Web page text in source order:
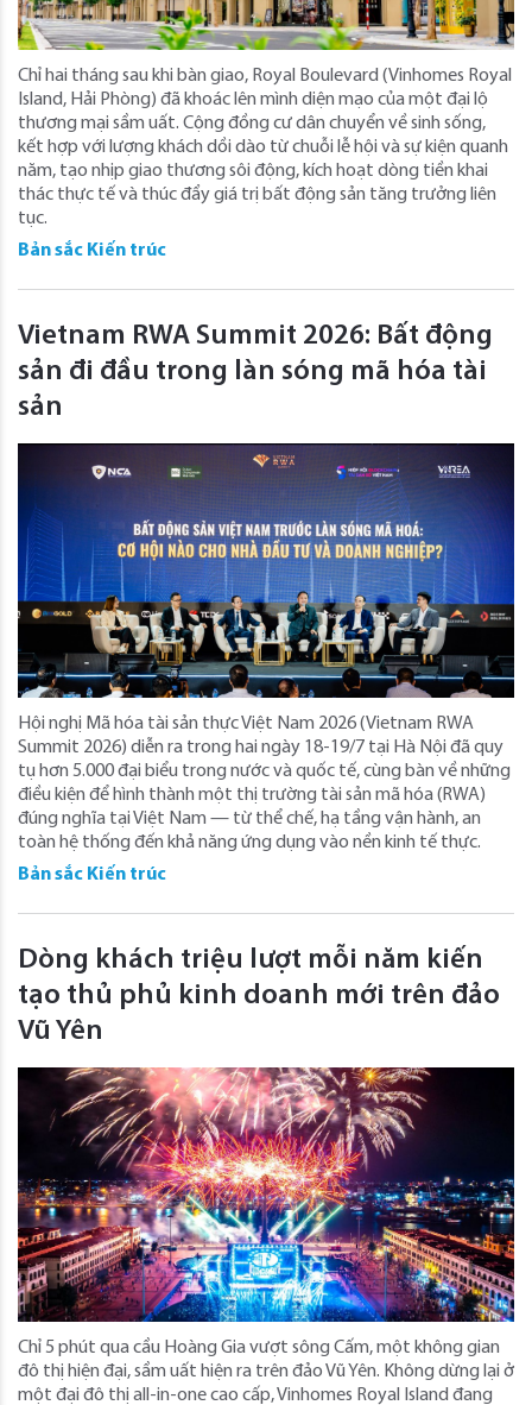
Chỉ hai tháng sau khi bàn giao, Royal Boulevard (Vinhomes Royal
Island, Hải Phòng) đã khoác lên mình diện mạo của một đại lộ
thương mại sầm uất. Cộng đồng cư dân chuyển về sinh sống,
kết hợp với lượng khách dồi dào từ chuỗi lễ hội và sự kiện quanh
năm, tạo nhịp giao thương sôi động, kích hoạt dòng tiền khai
thác thực tế và thúc đẩy giá trị bất động sản tăng trưởng liên
tục.
Bản sắc Kiến trúc
Vietnam RWA Summit 2026: Bất động
sản đi đầu trong làn sóng mã hóa tài
sản
Hội nghị Mã hóa tài sản thực Việt Nam 2026 (Vietnam RWA
Summit 2026) diễn ra trong hai ngày 18-19/7 tại Hà Nội đã quy
tụ hơn 5.000 đại biểu trong nước và quốc tế, cùng bàn về những
điều kiện để hình thành một thị trường tài sản mã hóa (RWA)
đúng nghĩa tại Việt Nam — từ thể chế, hạ tầng vận hành, an
toàn hệ thống đến khả năng ứng dụng vào nền kinh tế thực.
Bản sắc Kiến trúc
Dòng khách triệu lượt mỗi năm kiến
tạo thủ phủ kinh doanh mới trên đảo
Vũ Yên
Chỉ 5 phút qua cầu Hoàng Gia vượt sông Cấm, một không gian
đô thị hiện đại, sầm uất hiện ra trên đảo Vũ Yên. Không dừng lại ở
một đại đô thị all-in-one cao cấp, Vinhomes Royal Island đang